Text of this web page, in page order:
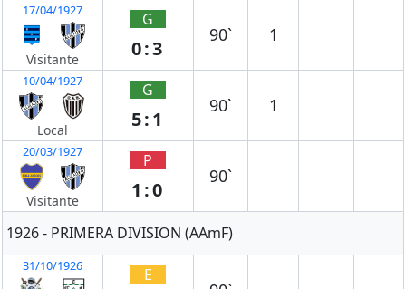
17/04/1927
Visitante
G
0:3
90` 1
10/04/1927
Local
G
5:1
90` 1
20/03/1927
Visitante
P
1:0
90`
1926 - PRIMERA DIVISION (AAmF)
31/10/1926 E